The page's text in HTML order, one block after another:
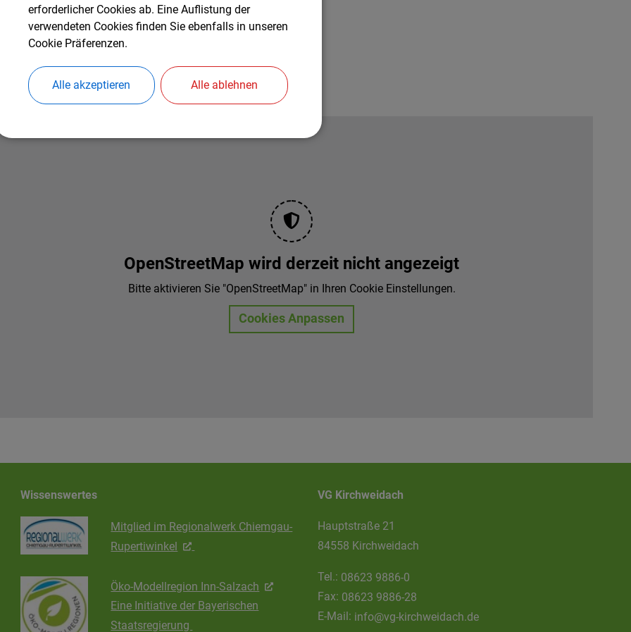
08623 343
OpenStreetMap wird derzeit nicht angezeigt
Bitte aktivieren Sie "OpenStreetMap" in Ihren Cookie Einstellungen.
Cookies Anpassen
Wissenswertes
Mitglied im Regionalwerk Chiemgau-
Rupertiwinkel
Öko-Modellregion Inn-Salzach
Eine Initiative der Bayerischen
Staatsregierung
VG Kirchweidach
Hauptstraße 21
84558 Kirchweidach
Tel.: 08623 9886-0
Fax: 08623 9886-28
E-Mail: info@vg-kirchweidach.de
erforderlicher Cookies ab. Eine Auflistung der
verwendeten Cookies finden Sie ebenfalls in unseren
Cookie Präferenzen.
Alle akzeptieren Alle ablehnen